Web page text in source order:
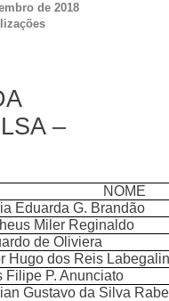
de 2018
–
NOME
Eduarda G. Brandão
Miler Reginaldo
de Oliviera
Hugo dos Reis
Filipe P. Anunciato
Gustavo da Silva